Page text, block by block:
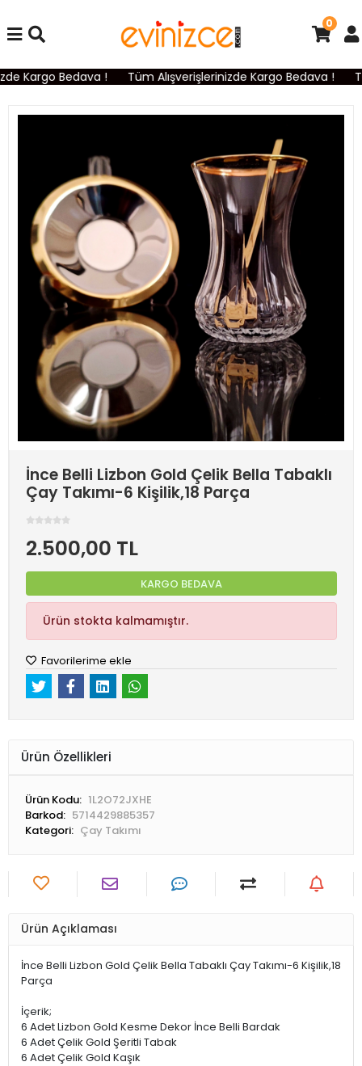
Kargo Bedava ! Tüm Alışverişlerinizde Kargo Bedava !
0
İnce Belli Lizbon Gold Çelik Bella Tabaklı
Çay Takımı-6 Kişilik,18 Parça
2.500,00 TL
KARGO BEDAVA
Ürün stokta kalmamıştır.
Favorilerime ekle
Ürün Özellikleri
Ürün Kodu: 1L2O72JXHE
Barkod: 5714429885357
Kategori: Çay Takımı
Ürün Açıklaması
İnce Belli Lizbon Gold Çelik Bella Tabaklı Çay Takımı-6 Kişilik,18
Parça
İçerik;
6 Adet Lizbon Gold Kesme Dekor İnce Belli Bardak
6 Adet Çelik Gold Şeritli Tabak
6 Adet Çelik Gold Kaşık